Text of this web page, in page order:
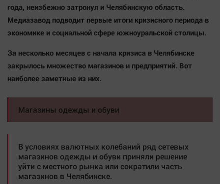
Наша победа
Общество
Политика
Экономика
Происшествия
Здоровье
Курилка
Мнения
Спорт
Технологии
Отраслевые темы
года, неизбежно затронул и Челябинскую область.
Медиазавод подводит первые итоги кризисного периода в
экономике и социальной сфере южноуральской столицы.
За несколько месяцев с начала кризиса в Челябинске
закрылось множество магазинов и предприятий. Вот
наиболее заметные из них.
Магазины одежды и обуви
В условиях валютных колебаний ряд сетевых
магазинов одежды и обуви приняли решение
уйти с местного рынка или сократили часть
магазинов в Челябинске.